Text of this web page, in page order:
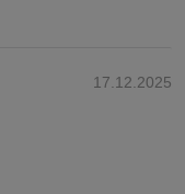
17.12.2025